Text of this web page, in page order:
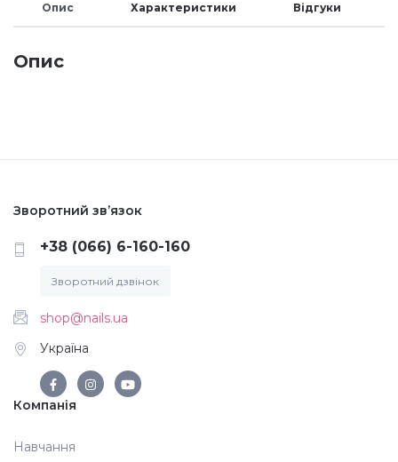
Брокат
Фарби для розпису
Фольга для лиття (ефект кракелюра)
Аксесуари
Опис Характеристики Відгуки
Опис
Зворотний зв’язок
+38 (066) 6-160-160
Зворотний дзвінок
shop@nails.ua
Україна
Компанія
Навчання